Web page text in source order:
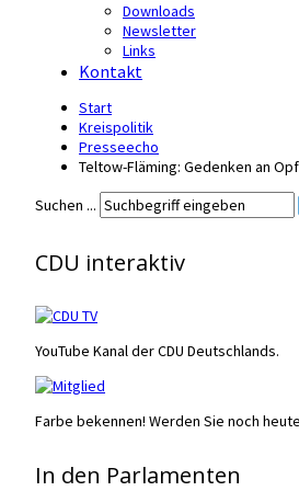
Downloads
Newsletter
Links
Kontakt
Start
Kreispolitik
Presseecho
Teltow-Fläming: Gedenken an
Suchen ...
CDU interaktiv
YouTube Kanal der CDU Deutschlands.
Farbe bekennen! Werden Sie noch
In den Parlamenten